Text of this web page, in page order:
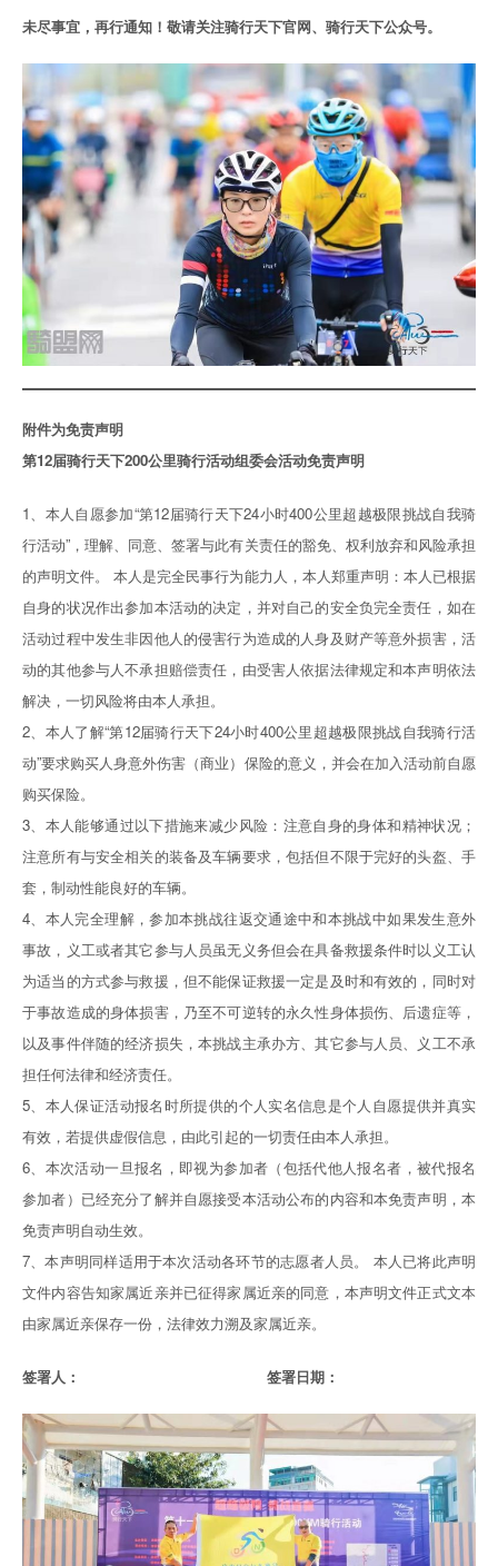
未尽事宜，再行通知！敬请关注骑行天下官网、骑行天下公众号。
附件为免责声明
第12届骑行天下200公里骑行活动组委会活动免责声明
1、本人自愿参加“第12届骑行天下24小时400公里超越极限挑战自我骑
行活动”，理解、同意、签署与此有关责任的豁免、权利放弃和风险承担
的声明文件。 本人是完全民事行为能力人，本人郑重声明：本人已根据
自身的状况作出参加本活动的决定，并对自己的安全负完全责任，如在
活动过程中发生非因他人的侵害行为造成的人身及财产等意外损害，活
动的其他参与人不承担赔偿责任，由受害人依据法律规定和本声明依法
解决，一切风险将由本人承担。
2、本人了解“第12届骑行天下24小时400公里超越极限挑战自我骑行活
动”要求购买人身意外伤害（商业）保险的意义，并会在加入活动前自愿
购买保险。
3、本人能够通过以下措施来减少风险：注意自身的身体和精神状况；
注意所有与安全相关的装备及车辆要求，包括但不限于完好的头盔、手
套，制动性能良好的车辆。
4、本人完全理解，参加本挑战往返交通途中和本挑战中如果发生意外
事故，义工或者其它参与人员虽无义务但会在具备救援条件时以义工认
为适当的方式参与救援，但不能保证救援一定是及时和有效的，同时对
于事故造成的身体损害，乃至不可逆转的永久性身体损伤、后遗症等，
以及事件伴随的经济损失，本挑战主承办方、其它参与人员、义工不承
担任何法律和经济责任。
5、本人保证活动报名时所提供的个人实名信息是个人自愿提供并真实
有效，若提供虚假信息，由此引起的一切责任由本人承担。
6、本次活动一旦报名，即视为参加者（包括代他人报名者，被代报名
参加者）已经充分了解并自愿接受本活动公布的内容和本免责声明，本
免责声明自动生效。
7、本声明同样适用于本次活动各环节的志愿者人员。 本人已将此声明
文件内容告知家属近亲并已征得家属近亲的同意，本声明文件正式文本
由家属近亲保存一份，法律效力溯及家属近亲。
签署人： 签署日期：